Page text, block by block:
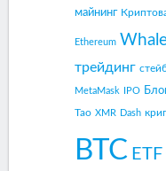
майнинг
Ethereum
трейдинг
MetaMask IPO
Tao XMR Dash
BTC ETF